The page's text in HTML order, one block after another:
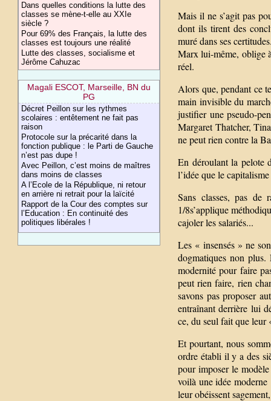
Dans quelles conditions la lutte des
classes se mène-t-elle au XXIe
siècle ?
Pour 69% des Français, la lutte des
classes est toujours une réalité
Lutte des classes, socialisme et
Jérôme Cahuzac
Magali ESCOT, Marseille, BN du
PG
Décret Peillon sur les rythmes
scolaires : entêtement ne fait pas
raison
Protocole sur la précarité dans la
fonction publique : le Parti de Gauche
n’est pas dupe !
Avec Peillon, c’est moins de maîtres
dans moins de classes
A l’Ecole de la République, ni retour
en arrière ni retrait pour la laïcité
Rapport de la Cour des comptes sur
l’Education : En continuité des
politiques libérales !
Mais il ne s’agit pas
dont ils tirent des
muré dans ses
Marx lui-même, oblige
réel.
Alors que, pendant ce
main invisible du
justifier une pseudo-
Margaret Thatcher,
ne peut rien contre la
En déroulant la pelote
l’idée que le
Sans classes, pas de
1/8s’applique
cajoler les salariés...
Les « insensés » ne
dogmatiques non
modernité pour faire
peut rien faire, rien
savons pas proposer
entraînant derrière lui
ce, du seul fait que leur
Et pourtant, nous
ordre établi il y a des
pour imposer le
voilà une idée
leur obéissent